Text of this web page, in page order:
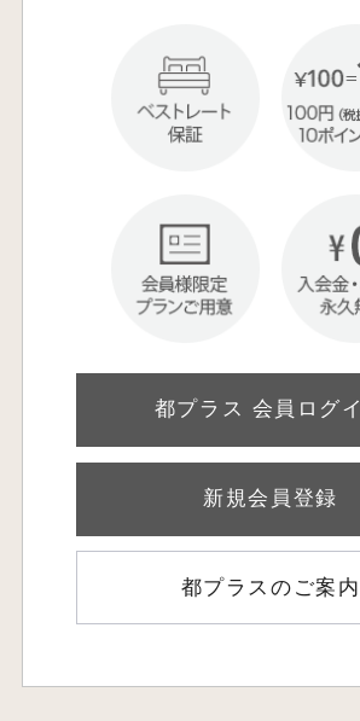
都プラス 会員ログ
新規会員登録
都プラスのご案内